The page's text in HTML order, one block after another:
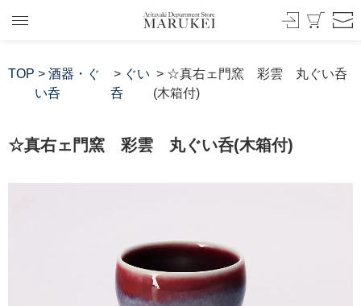
TOP > 酒器・ぐ
い呑
> ぐい
呑
> ☆真右ェ門窯 彩雲 丸ぐい呑
(木箱付)
☆真右ェ門窯 彩雲 丸ぐい呑(木箱付)